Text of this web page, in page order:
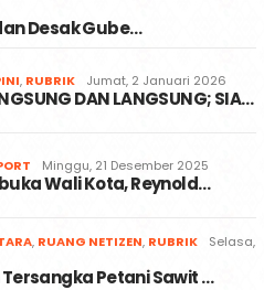
Desak Gube…
, RUBRIK Jumat, 2 Januari 2026
DAN LANGSUNG; SIA…
Minggu, 21 Desember 2025
Wali Kota, Reynold…
, RUANG NETIZEN, RUBRIK
Selasa,
Petani Sawit …